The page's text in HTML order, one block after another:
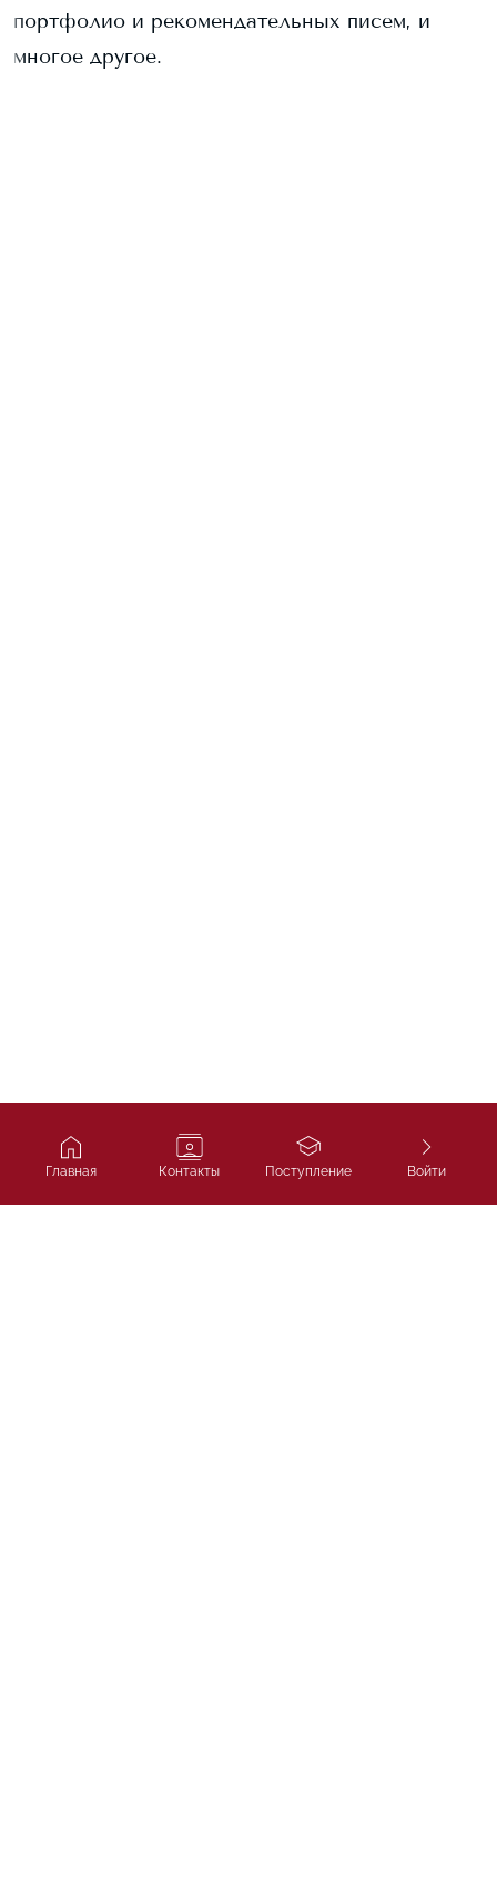
Главная Контакты Поступление Войти
портфолио и рекомендательных писем, и
многое другое.